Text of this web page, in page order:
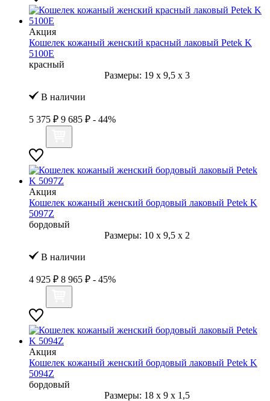
Акция
Кошелек кожаный женский красный лаковый Petek K
5100Е
красный
Размеры: 19 x 9,5 x 3
В наличии
5 375 ₽ 9 685 ₽ - 44%
Акция
Кошелек кожаный женский бордовый лаковый Petek K
5097Z
бордовый
Размеры: 10 x 9,5 x 2
В наличии
4 925 ₽ 8 965 ₽ - 45%
Акция
Кошелек кожаный женский бордовый лаковый Petek K
5094Z
бордовый
Размеры: 18 x 9 x 1,5